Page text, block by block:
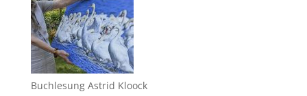
Buchlesung Astrid Kloock